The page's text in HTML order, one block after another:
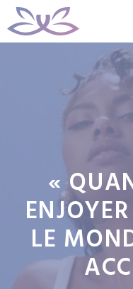
Aller
au
«
LE